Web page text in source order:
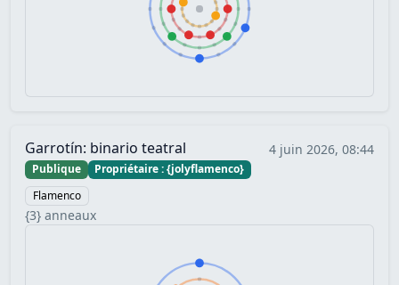
Garrotín: binario teatral
Publique
Propriétaire : {jolyflamenco}
Flamenco
4 juin 2026, 08:44
{3} anneaux